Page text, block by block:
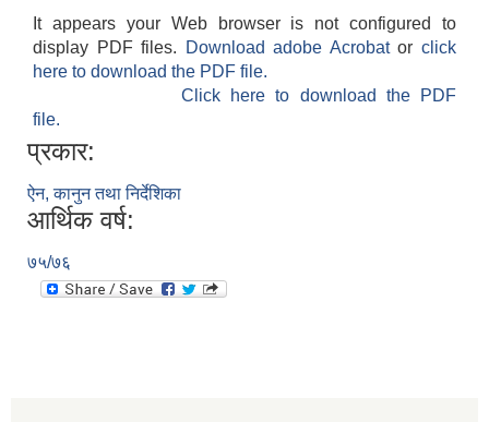
It appears your Web browser is not configured to
display PDF files.
Download adobe Acrobatorclick
here to download the PDF file.
Click here to download the PDF
file.
प्रकार:
ऐन, कानुन तथा निर्देशिका
आर्थिक वर्ष:
७५/७६